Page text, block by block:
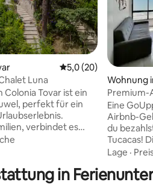
5,0 von 5, 4 Bewertungen
Durchschnittliche
5,0 (20)
Luna
Colonia Tovar ist ein
perfekt für ein
verbindet es
der Gelassenheit
die Berge und Colonia
Wohnung
Premium-
Meerblick
Eine
Airbnb-
du bezahlst! Deine Ecke an der
Tucacas!
Personen
Mit 2
Lage ·
in